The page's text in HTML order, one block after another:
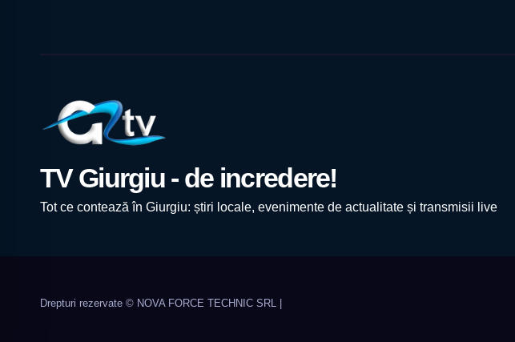
TV Giurgiu - de incredere!
Tot ce contează în Giurgiu: știri locale, evenimente de actualitate și transmisii live